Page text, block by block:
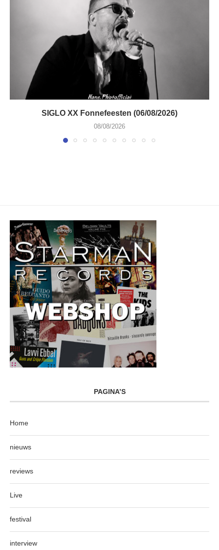
SIGLO XX Fonnefeesten (06/08/2026)
08/08/2026
PAGINA’S
Home
nieuws
reviews
Live
festival
interview